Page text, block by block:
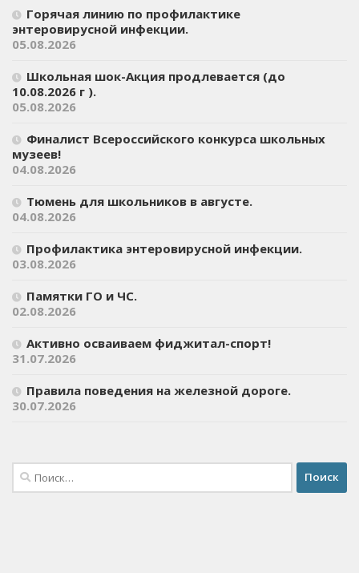
Горячая линию по профилактике
энтеровирусной инфекции.
05.08.2026
Школьная шок-Акция продлевается (до
10.08.2026 г ).
05.08.2026
Финалист Всероссийского конкурса школьных
музеев!
04.08.2026
Тюмень для школьников в августе.
04.08.2026
Профилактика энтеровирусной инфекции.
03.08.2026
Памятки ГО и ЧС.
02.08.2026
Активно осваиваем фиджитал-спорт!
31.07.2026
Правила поведения на железной дороге.
30.07.2026
Найти: